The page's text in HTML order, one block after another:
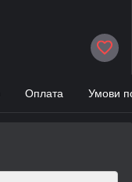
Оплата Умови